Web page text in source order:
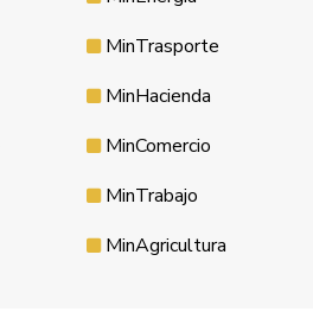
MinTrasporte
MinHacienda
MinComercio
MinTrabajo
MinAgricultura